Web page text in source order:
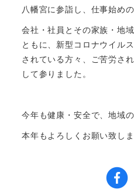
八幡宮に参詣し、仕事始め
会社・社員とその家族・地
ともに、新型コロナウイル
されている方々、ご苦労さ
して参りました。
今年も健康・安全で、地域
本年もよろしくお願い致しま